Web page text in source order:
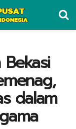
Bekasi
dalam